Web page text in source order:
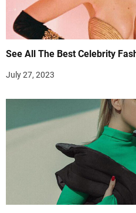
See All The Best Celebrity
July 27, 2023